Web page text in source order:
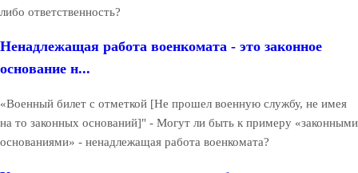
либо ответственность?
Ненадлежащая работа военкомата - это законное
основание н...
«Военный билет с отметкой [Не прошел военную службу, не имея
на то законных оснований]" - Могут ли быть к примеру «законными
основаниями» - ненадлежащая работа военкомата?